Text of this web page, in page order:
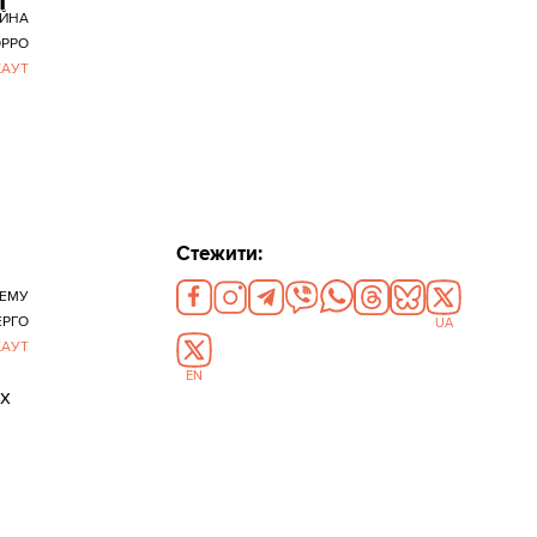
Стежити:
UA
EN